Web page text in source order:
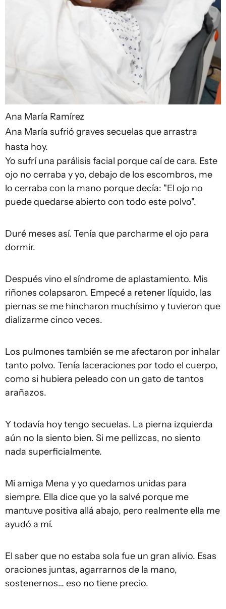
Ana María Ramírez
Ana María sufrió graves secuelas que arrastra
hasta hoy.
Yo sufrí una parálisis facial porque caí de cara. Este
ojo no cerraba y yo, debajo de los escombros, me
lo cerraba con la mano porque decía: "El ojo no
puede quedarse abierto con todo este polvo".
Duré meses así. Tenía que parcharme el ojo para
dormir.
Después vino el síndrome de aplastamiento. Mis
riñones colapsaron. Empecé a retener líquido, las
piernas se me hincharon muchísimo y tuvieron que
dializarme cinco veces.
Los pulmones también se me afectaron por inhalar
tanto polvo. Tenía laceraciones por todo el cuerpo,
como si hubiera peleado con un gato de tantos
arañazos.
Y todavía hoy tengo secuelas. La pierna izquierda
aún no la siento bien. Si me pellizcas, no siento
nada superficialmente.
Mi amiga Mena y yo quedamos unidas para
siempre. Ella dice que yo la salvé porque me
mantuve positiva allá abajo, pero realmente ella me
ayudó a mí.
El saber que no estaba sola fue un gran alivio. Esas
oraciones juntas, agarrarnos de la mano,
sostenernos… eso no tiene precio.